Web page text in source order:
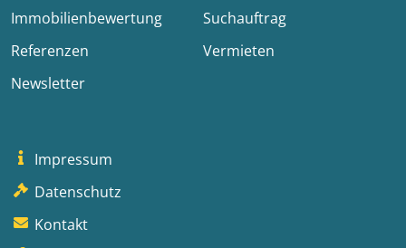
Immobilienbewertung
Suchauftrag
Referenzen
Vermieten
Newsletter
Impressum
Datenschutz
Kontakt